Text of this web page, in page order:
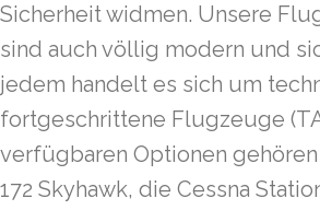
Sicherheit widmen. Unsere
sind auch völlig modern und
jedem handelt es sich um
fortgeschrittene Flugzeuge
verfügbaren Optionen gehören
172 Skyhawk, die Cessna